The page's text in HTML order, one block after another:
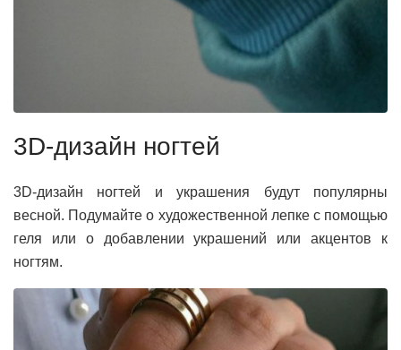
3D-дизайн ногтей
3D-дизайн ногтей и украшения будут популярны
весной. Подумайте о художественной лепке с помощью
геля или о добавлении украшений или акцентов к
ногтям.